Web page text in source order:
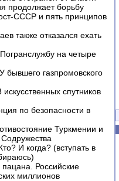
продолжает борьбу
СССР и пять принципов
также отказался ехать
на четыре
газпромовского
искусственных спутников
по безопасности в
Туркмении и
И когда? (вступать в
Российские
миллионов